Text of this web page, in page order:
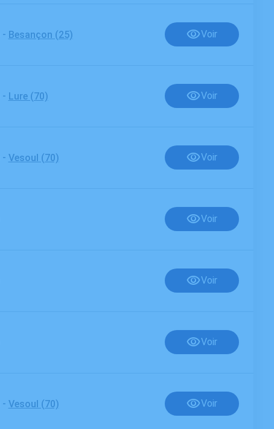
- Besançon (25) Voir
- Lure (70) Voir
- Vesoul (70) Voir
Voir
Voir
Voir
- Vesoul (70) Voir